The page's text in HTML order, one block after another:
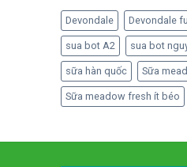
Devondale Devondale
sua bot A2 sua bot
sữa hàn quốc Sữa
Sữa meadow fresh ít béo